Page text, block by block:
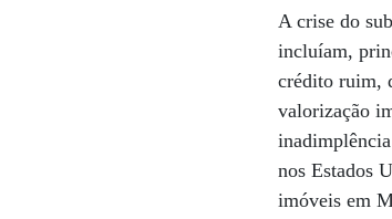
A crise do
incluíam,
crédito ruim,
valorização
nos Estados
imóveis em